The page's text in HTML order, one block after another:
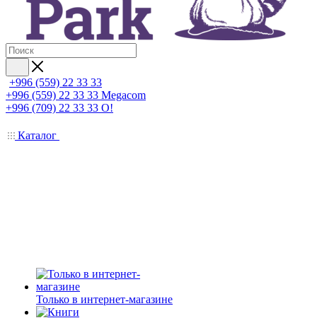
+996 (559) 22 33 33
+996 (559) 22 33 33 Megacom
+996 (709) 22 33 33 O!
Каталог
Только в интернет-магазине